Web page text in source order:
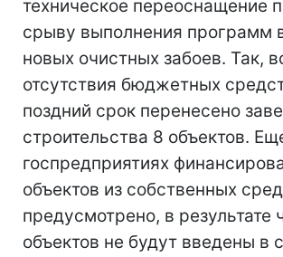
техническое переоснащение
срыву выполнения программ
новых очистных забоев. Так,
отсутствия бюджетных
поздний срок перенесено
строительства 8 объектов.
госпредприятиях
объектов из собственных
предусмотрено, в результате
объектов не будут введены в